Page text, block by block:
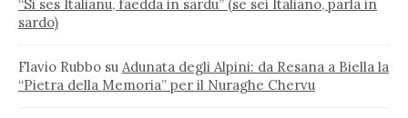
“Si ses Italianu, faedda in sardu” (se sei Italiano, parla in
sardo)
Flavio Rubbo su Adunata degli Alpini: da Resana a Biella la
“Pietra della Memoria” per il Nuraghe Chervu